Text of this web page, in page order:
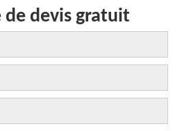
de devis gratuit